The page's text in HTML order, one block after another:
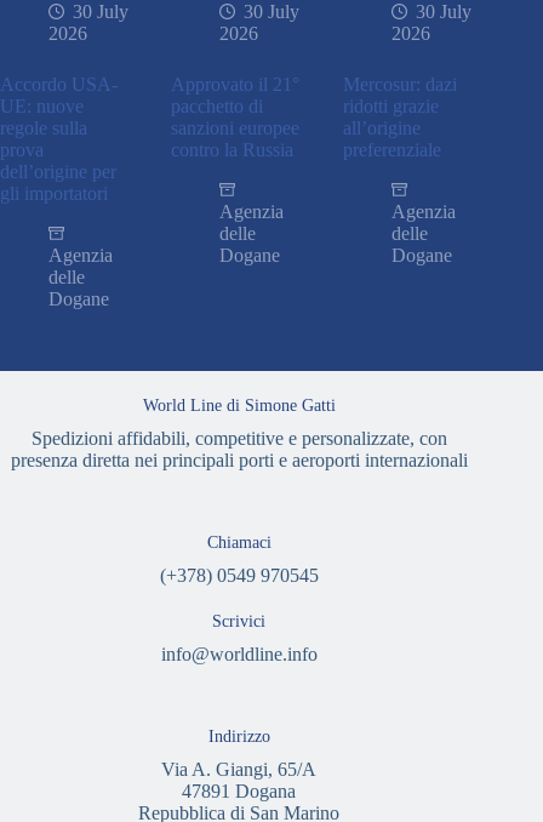
30 July
2026
Accordo USA-
UE: nuove
regole sulla
prova
dell’origine per
gli importatori
Agenzia
delle
Dogane
30 July
2026
Approvato il 21°
pacchetto di
sanzioni europee
contro la Russia
Agenzia
delle
Dogane
30 July
2026
Mercosur: dazi
ridotti grazie
all’origine
preferenziale
Agenzia
delle
Dogane
World Line di Simone Gatti
Spedizioni affidabili, competitive e personalizzate, con
presenza diretta nei principali porti e aeroporti internazionali
Chiamaci
(+378) 0549 970545
Scrivici
info@worldline.info
Indirizzo
Via A. Giangi, 65/A
47891 Dogana
Repubblica di San Marino